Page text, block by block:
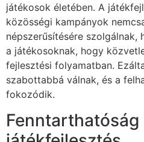
játékosok életében. A
közösségi kampányok
népszerűsítésére szolgálnak,
a játékosoknak, hogy
fejlesztési folyamatban.
szabottabbá válnak, és a
fokozódik.
Fenntarthatóság